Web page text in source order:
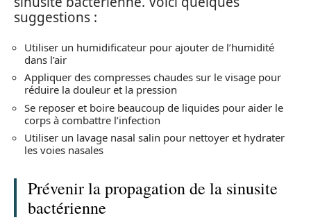
suggestions :
Utiliser un humidificateur pour ajouter de l’humidité
dans l’air
Appliquer des compresses chaudes sur le visage pour
réduire la douleur et la pression
Se reposer et boire beaucoup de liquides pour aider le
corps à combattre l’infection
Utiliser un lavage nasal salin pour nettoyer et hydrater
les voies nasales
Prévenir la propagation de la sinusite
bactérienne